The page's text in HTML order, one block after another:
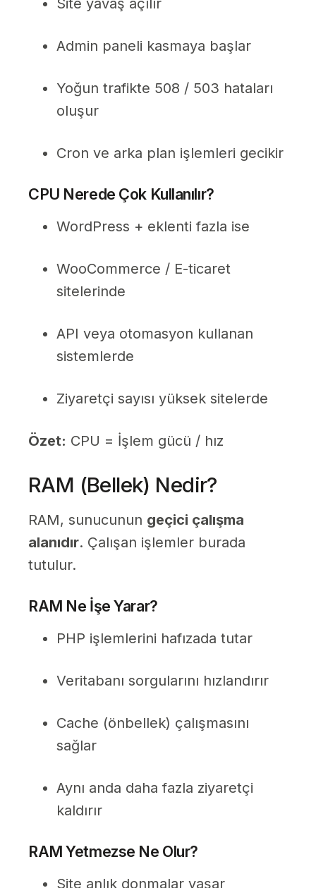
Site yavaş açılır
Admin paneli kasmaya başlar
Yoğun trafikte 508 / 503 hataları
oluşur
Cron ve arka plan işlemleri gecikir
CPU Nerede Çok Kullanılır?
WordPress + eklenti fazla ise
WooCommerce / E-ticaret
sitelerinde
API veya otomasyon kullanan
sistemlerde
Ziyaretçi sayısı yüksek sitelerde
Özet: CPU = İşlem gücü / hız
RAM (Bellek) Nedir?
RAM, sunucunun geçici çalışma
alanıdır. Çalışan işlemler burada
tutulur.
RAM Ne İşe Yarar?
PHP işlemlerini hafızada tutar
Veritabanı sorgularını hızlandırır
Cache (önbellek) çalışmasını
sağlar
Aynı anda daha fazla ziyaretçi
kaldırır
RAM Yetmezse Ne Olur?
Site anlık donmalar yaşar